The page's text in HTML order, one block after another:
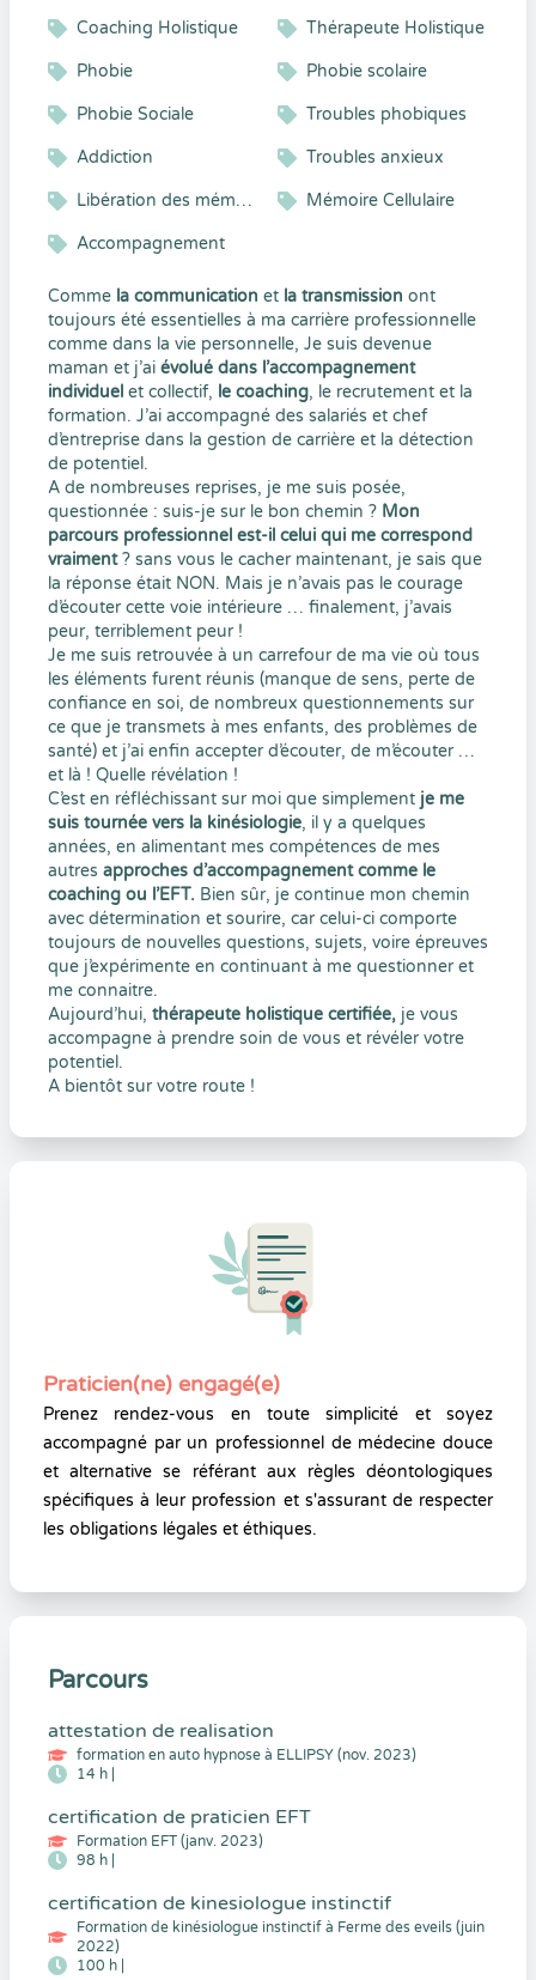
Coaching Holistique Thérapeute Holistique
Phobie Phobie scolaire
Phobie Sociale Troubles phobiques
Addiction Troubles anxieux
Libération des mémoires cellulaires Mémoire Cellulaire
Accompagnement
Comme la communication et la transmission ont
toujours été essentielles à ma carrière professionnelle
comme dans la vie personnelle, Je suis devenue
maman et j’ai évolué dans l’accompagnement
individuel et collectif, le coaching, le recrutement et la
formation. J’ai accompagné des salariés et chef
d’entreprise dans la gestion de carrière et la détection
de potentiel.
A de nombreuses reprises, je me suis posée,
questionnée : suis-je sur le bon chemin ? Mon
parcours professionnel est-il celui qui me correspond
vraiment? sans vous le cacher maintenant, je sais que
la réponse était NON. Mais je n’avais pas le courage
d’écouter cette voie intérieure … finalement, j’avais
peur, terriblement peur !
Je me suis retrouvée à un carrefour de ma vie où tous
les éléments furent réunis (manque de sens, perte de
confiance en soi, de nombreux questionnements sur
ce que je transmets à mes enfants, des problèmes de
santé) et j’ai enfin accepter d’écouter, de m’écouter …
et là ! Quelle révélation !
C’est en réfléchissant sur moi que simplement je me
suis tournée vers la kinésiologie, il y a quelques
années, en alimentant mes compétences de mes
autres approches d’accompagnement comme le
coaching ou l’EFT. Bien sûr, je continue mon chemin
avec détermination et sourire, car celui-ci comporte
toujours de nouvelles questions, sujets, voire épreuves
que j’expérimente en continuant à me questionner et
me connaitre.
Aujourd’hui, thérapeute holistique certifiée, je vous
accompagne à prendre soin de vous et révéler votre
potentiel.
A bientôt sur votre route !
Praticien(ne) engagé(e)
Prenez rendez-vous en toute simplicité et soyez
accompagné par un professionnel de médecine douce
et alternative se référant aux règles déontologiques
spécifiques à leur profession et s'assurant de respecter
les obligations légales et éthiques.
Parcours
attestation de realisation
formation en auto hypnose à ELLIPSY (nov. 2023)
14 h |
certification de praticien EFT
Formation EFT (janv. 2023)
98 h |
certification de kinesiologue instinctif
Formation de kinésiologue instinctif à Ferme des eveils (juin
2022)
100 h |